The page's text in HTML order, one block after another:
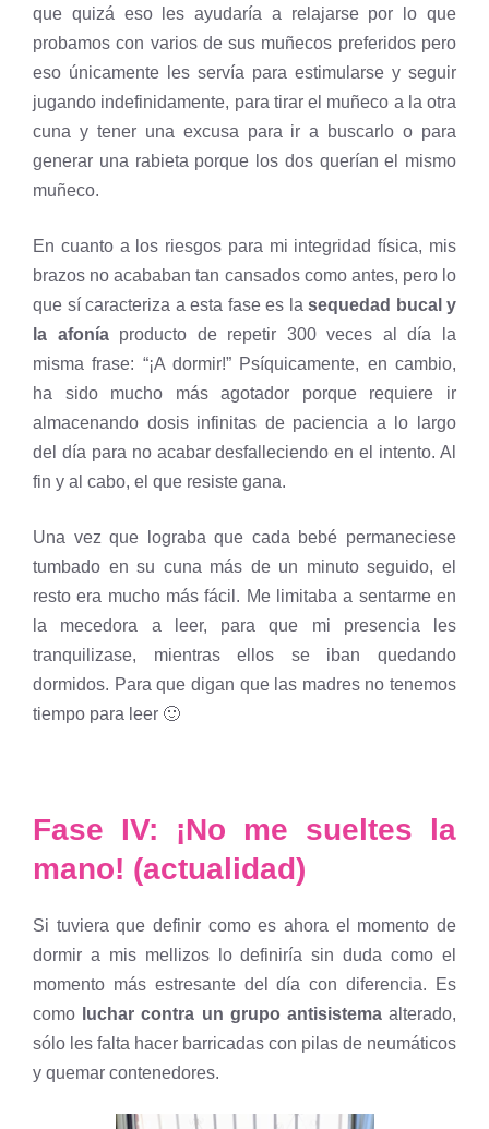
que quizá eso les ayudaría a relajarse por lo que
probamos con varios de sus muñecos preferidos pero
eso únicamente les servía para estimularse y seguir
jugando indefinidamente, para tirar el muñeco a la otra
cuna y tener una excusa para ir a buscarlo o para
generar una rabieta porque los dos querían el mismo
muñeco.
En cuanto a los riesgos para mi integridad física, mis
brazos no acababan tan cansados como antes, pero lo
que sí caracteriza a esta fase es la sequedad bucal y
la afoníaproducto de repetir 300 veces al día la
misma frase: “¡A dormir!” Psíquicamente, en cambio,
ha sido mucho más agotador porque requiere ir
almacenando dosis infinitas de paciencia a lo largo
del día para no acabar desfalleciendo en el intento. Al
fin y al cabo, el que resiste gana.
Una vez que lograba que cada bebé permaneciese
tumbado en su cuna más de un minuto seguido, el
resto era mucho más fácil. Me limitaba a sentarme en
la mecedora a leer, para que mi presencia les
tranquilizase, mientras ellos se iban quedando
dormidos. Para que digan que las madres no tenemos
tiempo para leer 🙂
Fase IV: ¡No me sueltes la
mano! (actualidad)
Si tuviera que definir como es ahora el momento de
dormir a mis mellizos lo definiría sin duda como el
momento más estresante del día con diferencia. Es
como
luchar contra un grupo antisistemaalterado,
sólo les falta hacer barricadas con pilas de neumáticos
y quemar contenedores.